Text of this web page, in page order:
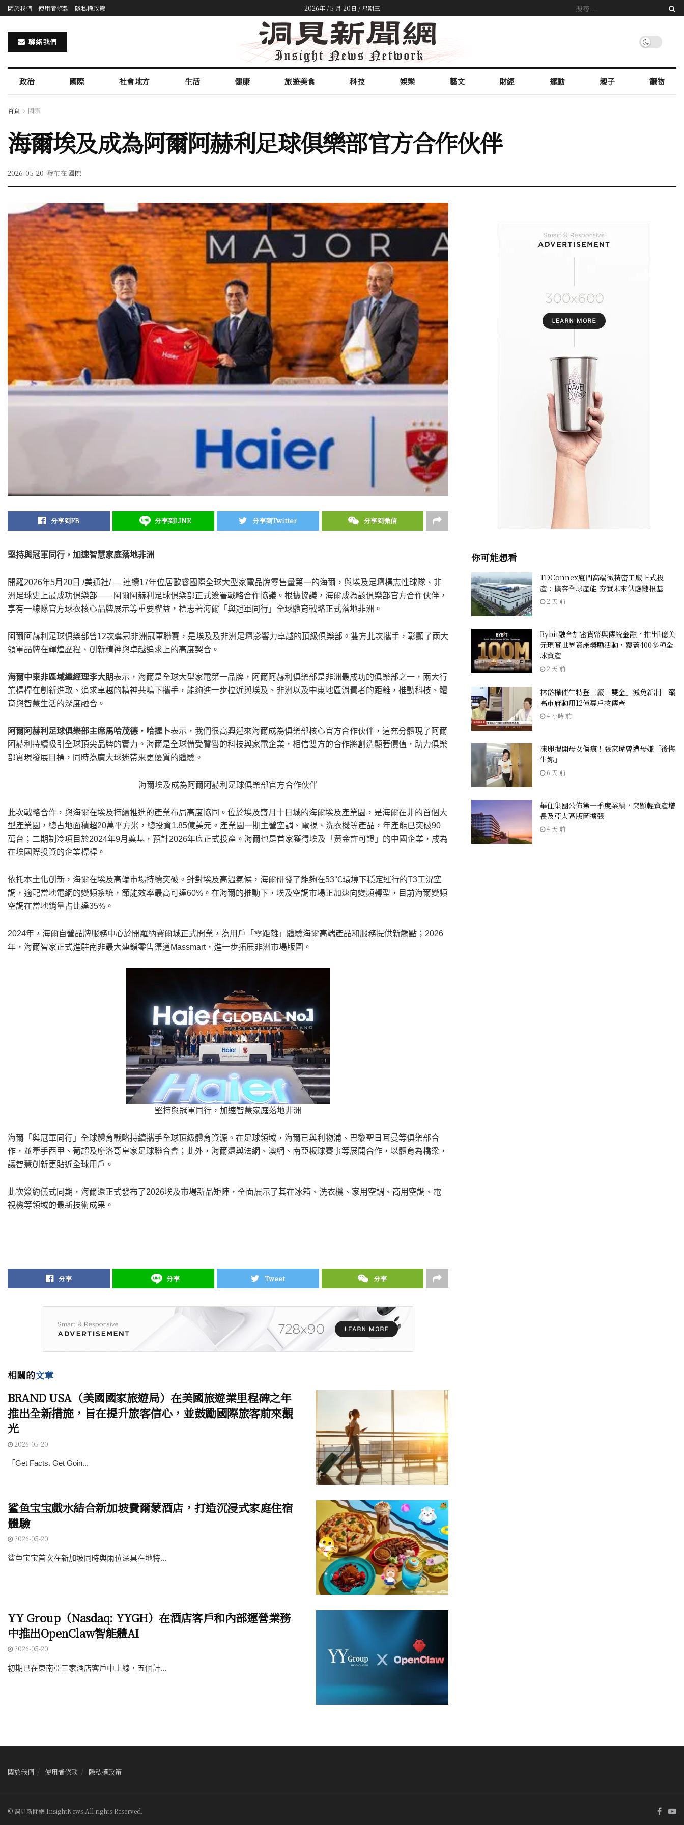
關於我們 使用者條款 隱私權政策 2026年 / 5 月 20日 / 星期三
聯絡我們
政治 國際 社會地方 生活 健康 旅遊美食 科技 娛樂 藝文 財經 運動 親子 寵物
首頁 國際
海爾埃及成為阿爾阿赫利足球俱樂部官方合作伙伴
2026-05-20 發布在 國際
分享到FB 分享到LINE 分享到Twitter 分享到微信
堅持與冠軍同行，加速智慧家庭落地非洲
開羅2026年5月20日 /美通社/ — 連續17年位居歐睿國際全球大型家電品牌零售量第一的海爾，與埃及足壇標志性球隊、非
洲足球史上最成功俱樂部——阿爾阿赫利足球俱樂部正式簽署戰略合作協議。根據協議，海爾成為該俱樂部官方合作伙伴，
享有一線隊官方球衣核心品牌展示等重要權益，標志著海爾「與冠軍同行」全球體育戰略正式落地非洲。
阿爾阿赫利足球俱樂部曾12次奪冠非洲冠軍聯賽，是埃及及非洲足壇影響力卓越的頂級俱樂部。雙方此次攜手，彰顯了兩大
領軍品牌在輝煌歷程、創新精神與卓越追求上的高度契合。
海爾中東非區域總經理李大朋表示，海爾是全球大型家電第一品牌，阿爾阿赫利俱樂部是非洲最成功的俱樂部之一，兩大行
業標桿在創新進取、追求卓越的精神共鳴下攜手，能夠進一步拉近與埃及、非洲以及中東地區消費者的距離，推動科技、體
育與智慧生活的深度融合。
阿爾阿赫利足球俱樂部主席馬哈茂德・哈提卜表示，我們很高興迎來海爾成為俱樂部核心官方合作伙伴，這充分體現了阿爾
阿赫利持續吸引全球頂尖品牌的實力。海爾是全球備受贊譽的科技與家電企業，相信雙方的合作將創造顯著價值，助力俱樂
部實現發展目標，同時為廣大球迷帶來更優質的體驗。
海爾埃及成為阿爾阿赫利足球俱樂部官方合作伙伴
此次戰略合作，與海爾在埃及持續推進的產業布局高度協同。位於埃及齋月十日城的海爾埃及產業園，是海爾在非的首個大
型產業園，總占地面積超20萬平方米，總投資1.85億美元。產業園一期主營空調、電視、洗衣機等產品，年產能已突破90
萬台；二期制冷項目於2024年9月奠基，預計2026年底正式投產。海爾也是首家獲得埃及「黃金許可證」的中國企業，成為
在埃國際投資的企業標桿。
依托本土化創新，海爾在埃及高端市場持續突破。針對埃及高溫氣候，海爾研發了能夠在53℃環境下穩定運行的T3工況空
調，適配當地電網的變頻系統，節能效率最高可達60%。在海爾的推動下，埃及空調市場正加速向變頻轉型，目前海爾變頻
空調在當地銷量占比達35%。
2024年，海爾自營品牌服務中心於開羅納賽爾城正式開業，為用戶「零距離」體驗海爾高端產品和服務提供新觸點；2026
年，海爾智家正式進駐南非最大連鎖零售渠道Massmart，進一步拓展非洲市場版圖。
堅持與冠軍同行，加速智慧家庭落地非洲
海爾「與冠軍同行」全球體育戰略持續攜手全球頂級體育資源。在足球領域，海爾已與利物浦、巴黎聖日耳曼等俱樂部合
作，並牽手西甲、葡超及摩洛哥皇家足球聯合會；此外，海爾還與法網、澳網、南亞板球賽事等展開合作，以體育為橋梁，
讓智慧創新更貼近全球用戶。
此次簽約儀式同期，海爾還正式發布了2026埃及市場新品矩陣，全面展示了其在冰箱、洗衣機、家用空調、商用空調、電
視機等領域的最新技術成果。
分享 分享 Tweet 分享
相關的文章
BRAND USA（美國國家旅遊局）在美國旅遊業里程碑之年
推出全新措施，旨在提升旅客信心，並鼓勵國際旅客前來觀
光
2026-05-20
「Get Facts. Get Goin...
鲨鱼宝宝戲水結合新加坡費爾蒙酒店，打造沉浸式家庭住宿
體驗
2026-05-20
鲨鱼宝宝首次在新加坡同時與兩位深具在地特...
YY Group（Nasdaq: YYGH）在酒店客戶和內部運營業務
中推出OpenClaw智能體AI
2026-05-20
初期已在東南亞三家酒店客戶中上線，五個計...
你可能想看
TDConnex廈門高端微精密工廠正式投
產：擴容全球產能 夯實未來供應鏈根基
2 天 前
Bybit融合加密貨幣與傳統金融，推出1億美
元現實世界資產獎勵活動，覆蓋400多種全
球資產
2 天 前
林岱樺催生特登工廠「雙金」減免新制 籲
高市府動用12億專戶救傳產
4 小時 前
凍卵揭開母女傷痕！張家瑋曾遭母嫌「後悔
生妳」
6 天 前
華住集團公佈第一季度業績，突顯輕資產增
長及亞太區版圖擴張
4 天 前
關於我們 使用者條款 隱私權政策
© 洞見新聞網 InsightNews All rights Reserved.